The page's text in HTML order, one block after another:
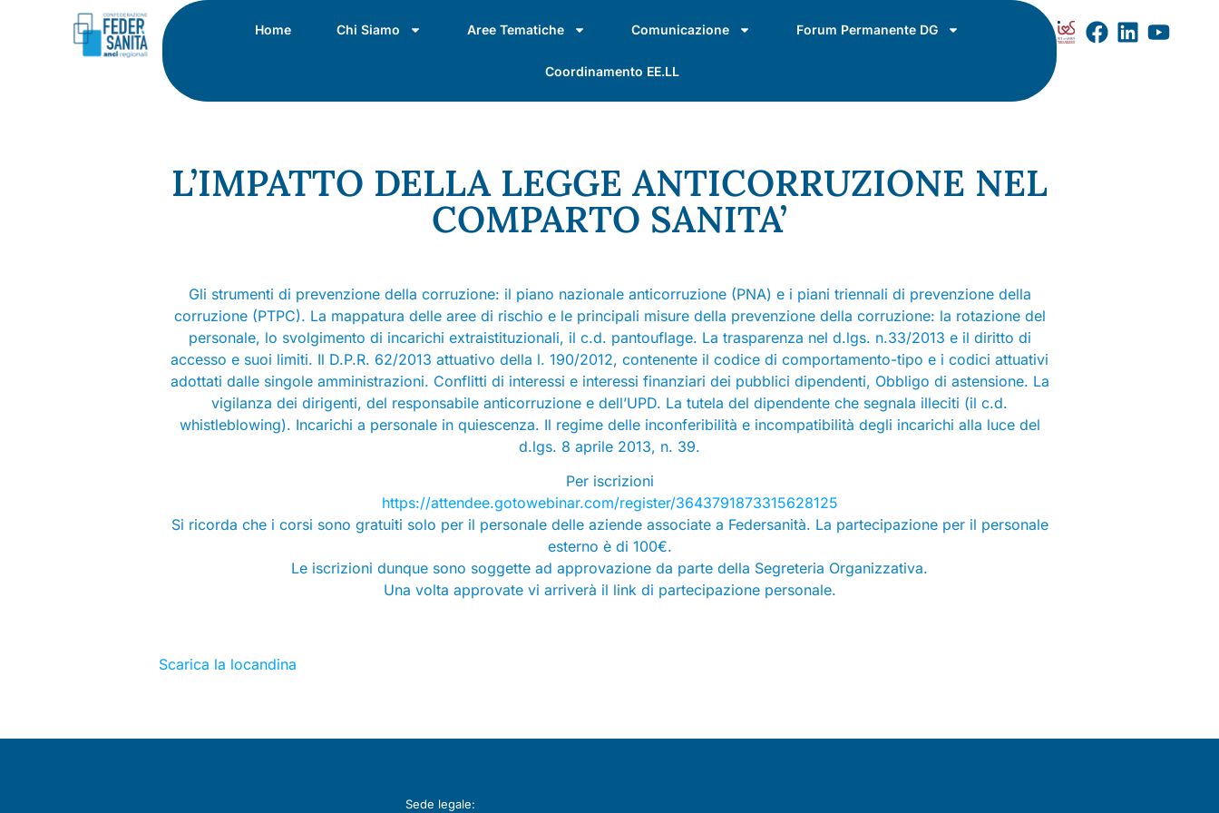
Home Chi Siamo Aree Tematiche Comunicazione Forum Permanente DG
Coordinamento EE.LL
L’IMPATTO DELLA LEGGE ANTICORRUZIONE NEL
COMPARTO SANITA’
Gli strumenti di prevenzione della corruzione: il piano nazionale anticorruzione (PNA) e i piani triennali di prevenzione della
corruzione (PTPC). La mappatura delle aree di rischio e le principali misure della prevenzione della corruzione: la rotazione del
personale, lo svolgimento di incarichi extraistituzionali, il c.d. pantouflage. La trasparenza nel d.lgs. n.33/2013 e il diritto di
accesso e suoi limiti. Il D.P.R. 62/2013 attuativo della l. 190/2012, contenente il codice di comportamento-tipo e i codici attuativi
adottati dalle singole amministrazioni. Conflitti di interessi e interessi finanziari dei pubblici dipendenti, Obbligo di astensione. La
vigilanza dei dirigenti, del responsabile anticorruzione e dell’UPD. La tutela del dipendente che segnala illeciti (il c.d.
whistleblowing). Incarichi a personale in quiescenza. Il regime delle inconferibilità e incompatibilità degli incarichi alla luce del
d.lgs. 8 aprile 2013, n. 39.
Per iscrizioni
https://attendee.gotowebinar.com/register/3643791873315628125
Si ricorda che i corsi sono gratuiti solo per il personale delle aziende associate a Federsanità. La partecipazione per il personale
esterno è di 100€.
Le iscrizioni dunque sono soggette ad approvazione da parte della Segreteria Organizzativa.
Una volta approvate vi arriverà il link di partecipazione personale.
Scarica la locandina
Sede legale: